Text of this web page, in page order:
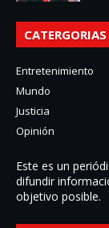
CATERGORIAS
Entretenimiento
Mundo
Justicia
Opinión
Este es un
difundir
objetivo posible.